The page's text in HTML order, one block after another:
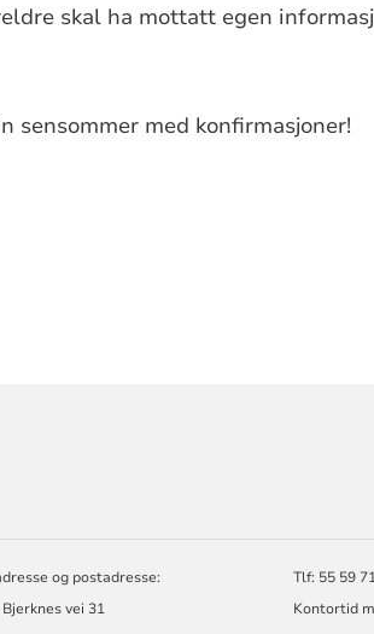
skal ha mottatt egen
sensommer med konfirmasjoner!
og postadresse:
vei 31
Tlf: 55 59
Kontortid